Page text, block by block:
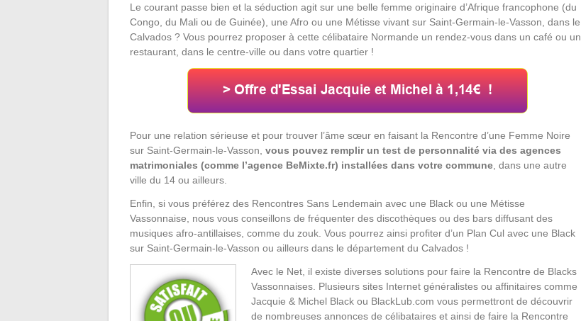
Le courant passe bien et la séduction agit sur une belle femme originaire d’Afrique francophone (du
Congo, du Mali ou de Guinée), une Afro ou une Métisse vivant sur Saint-Germain-le-Vasson, dans le
Calvados ? Vous pourrez proposer à cette célibataire Normande un rendez-vous dans un café ou un
restaurant, dans le centre-ville ou dans votre quartier !
Pour une relation sérieuse et pour trouver l’âme sœur en faisant la Rencontre d’une Femme Noire
sur Saint-Germain-le-Vasson, vous pouvez remplir un test de personnalité via des agences
matrimoniales (comme l’agence BeMixte.fr) installées dans votre commune , dans une autre
ville du 14 ou ailleurs.
Enfin, si vous préférez des Rencontres Sans Lendemain avec une Black ou une Métisse
Vassonnaise, nous vous conseillons de fréquenter des discothèques ou des bars diffusant des
musiques afro-antillaises, comme du zouk. Vous pourrez ainsi profiter d’un Plan Cul avec une Black
sur Saint-Germain-le-Vasson ou ailleurs dans le département du Calvados !
Avec le Net, il existe diverses solutions pour faire la Rencontre de Blacks
Vassonnaises. Plusieurs sites Internet généralistes ou affinitaires comme
Jacquie & Michel Black ou BlackLub.com vous permettront de découvrir
de nombreuses annonces de célibataires et ainsi de faire la Rencontre